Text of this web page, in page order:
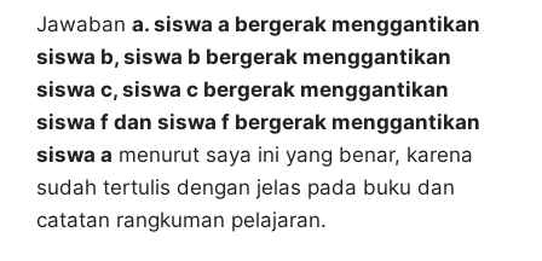
Jawaban a. siswa a bergerak menggantikan
siswa b, siswa b bergerak menggantikan
siswa c, siswa c bergerak menggantikan
siswa f dan siswa f bergerak menggantikan
siswa a menurut saya ini yang benar, karena
sudah tertulis dengan jelas pada buku dan
catatan rangkuman pelajaran.